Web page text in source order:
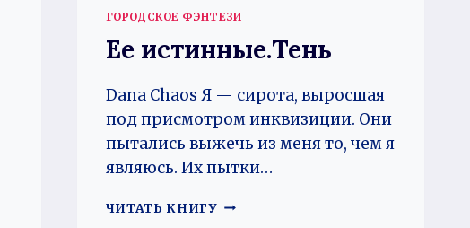
ГОРОДСКОЕ ФЭНТЕЗИ
Ее истинные.Тень
Dana Chaos Я — сирота, выросшая
под присмотром инквизиции. Они
пытались выжечь из меня то, чем я
являюсь. Их пытки…
ЧИТАТЬ КНИГУ ЕЕ